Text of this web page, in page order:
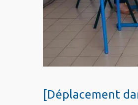
[Déplacement